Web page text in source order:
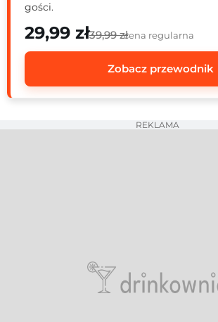
gości.
29,99 zł39,99 złcena regularna
Zobacz przewodnik
REKLAMA